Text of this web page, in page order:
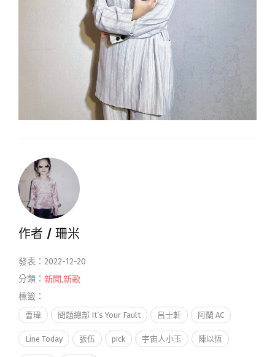
作者 / 珊米
發表：2022-12-20
分類： 新聞,新歌
標籤：
曹瑋 問題總部 It’s Your Fault 呂士軒 阿蘭 AC
Line Today 張伍 pick 宇宙人小玉 陳以恆